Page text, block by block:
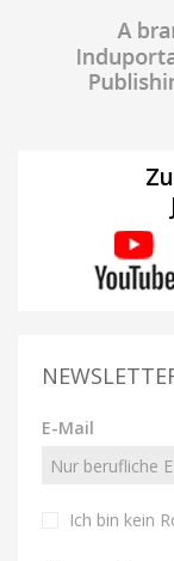
E-Mail
Ich bin kein